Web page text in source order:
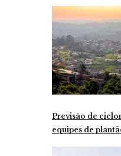
Previsão de
equipes de